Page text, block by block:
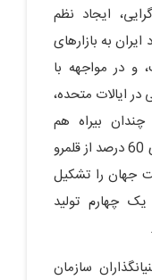
ایجاد نظم
به بازارهای
و در مواجهه با
ایالات متحده،
بیراه هم
نیستند؛ زیرا سازمان همکاری شانگهای 60 درصد از قلمرو
از جمعیت جهان را تشکیل
چهارم تولید
سازمان